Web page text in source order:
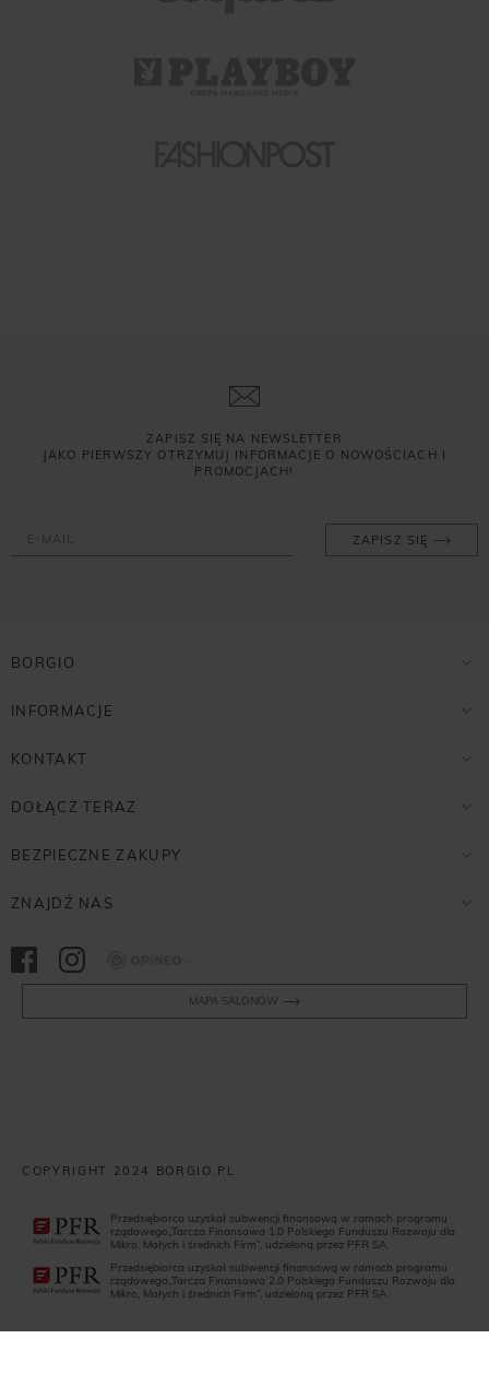
ZAPISZ SIĘ NA NEWSLETTER
JAKO PIERWSZY OTRZYMUJ INFORMACJE O NOWOŚCIACH I
PROMOCJACH!
ZAPISZ SIĘ
BORGIO
INFORMACJE
KONTAKT
DOŁĄCZ TERAZ
BEZPIECZNE ZAKUPY
ZNAJDŹ NAS
MAPA SALONÓW
COPYRIGHT 2024 BORGIO.PL
Przedsiębiorca uzyskał subwencji finansową w ramach programu
rządowego„Tarcza Finansowa 1.0 Polskiego Funduszu Rozwoju dla
Mikro, Małych i średnich Firm”, udzieloną przez PFR SA.
Przedsiębiorca uzyskał subwencji finansową w ramach programu
rządowego„Tarcza Finansowa 2.0 Polskiego Funduszu Rozwoju dla
Mikro, Małych i średnich Firm”, udzieloną przez PFR SA.